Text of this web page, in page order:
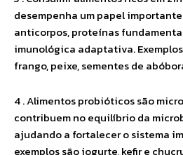
desempenha um papel
anticorpos, proteínas
imunológica adaptativa.
frango, peixe, sementes de
4 . Alimentos probióticos são
contribuem no equilíbrio da
ajudando a fortalecer o sistema
exemplos são iogurte, kefir e